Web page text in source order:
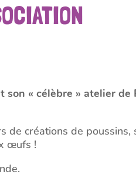
« célèbre » atelier de
créations de poussins,
œufs !